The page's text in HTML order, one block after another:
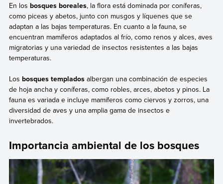
En los bosques boreales, la flora está dominada por coníferas,
como piceas y abetos, junto con musgos y líquenes que se
adaptan a las bajas temperaturas. En cuanto a la fauna, se
encuentran mamíferos adaptados al frío, como renos y alces, aves
migratorias y una variedad de insectos resistentes a las bajas
temperaturas.
Los bosques templadosalbergan una combinación de especies
de hoja ancha y coníferas, como robles, arces, abetos y pinos. La
fauna es variada e incluye mamíferos como ciervos y zorros, una
diversidad de aves y una amplia gama de insectos e
invertebrados.
Importancia ambiental de los bosques